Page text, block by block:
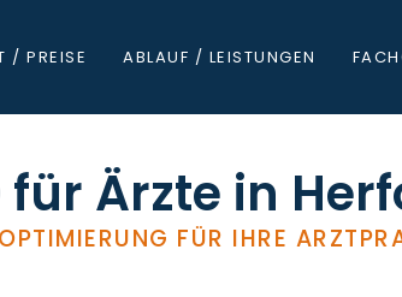
/ PREISE ABLAUF / LEISTUNGEN
für Ärzte in
FÜR IHRE